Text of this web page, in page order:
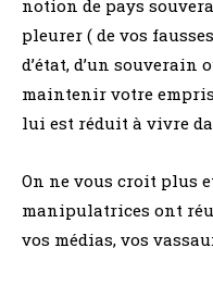
notion de pays
pleurer ( de vos
d’état, d’un
maintenir votre
lui est réduit à vivre
On ne vous croit plus
manipulatrices ont
vos médias, vos